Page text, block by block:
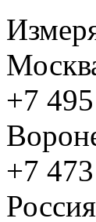
+7 495
+7 473
Россия